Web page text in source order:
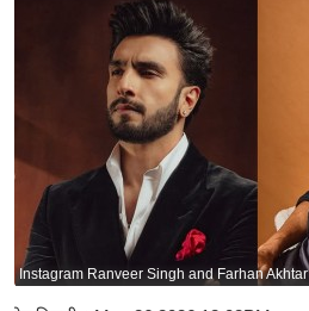
ष्ट्री
य
बि
ज़
ने
Instagram Ranveer Singh and Farhan Akhtar